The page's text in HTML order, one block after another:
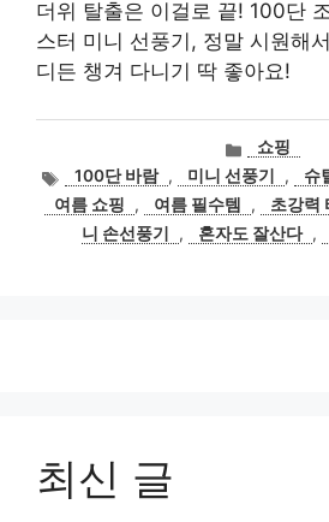
더위 탈출은 이걸로 끝! 100단
스터 미니 선풍기, 정말 시원해
디든 챙겨 다니기 딱 좋아요!
카
테
고
리
쇼핑
태
그
100단 바람 , 미니 선풍기 , 슈
여름 쇼핑
, 여름 필수템 ,
초강력
니 손선풍기
, 혼자도 잘산다 ,
최신 글